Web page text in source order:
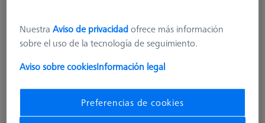
NuestraAviso de privacidadofrece más información
sobre el uso de la tecnología de seguimiento.
Aviso sobre cookiesInformación legal
Preferencias de cookies